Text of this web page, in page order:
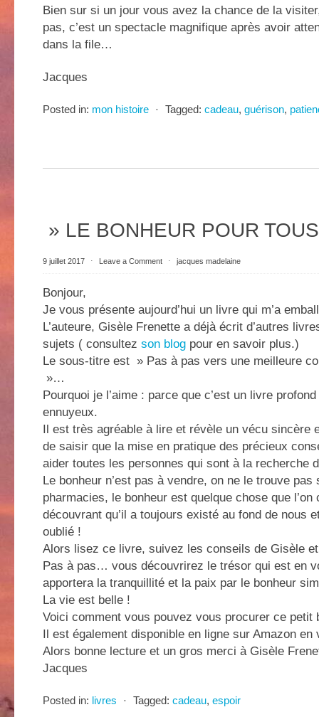
Bien sur si un jour vous avez la chance de la
pas, c’est un spectacle magnifique après avoir
dans la file…
Jacques
Posted in: mon histoire ⋅ Tagged: cadeau, guérison,
» LE BONHEUR POUR
9 juillet 2017 ⋅ Leave a Comment ⋅ jacques madelaine
Bonjour,
Je vous présente aujourd’hui un livre qui m’a
L’auteure, Gisèle Frenette a déjà écrit d’autres
sujets ( consultez son blog pour en savoir plus.)
Le sous-titre est » Pas à pas vers une meilleure
»…
Pourquoi je l’aime : parce que c’est un livre
ennuyeux.
Il est très agréable à lire et révèle un vécu sincère
de saisir que la mise en pratique des précieux
aider toutes les personnes qui sont à la recherche
Le bonheur n’est pas à vendre, on ne le trouve
pharmacies, le bonheur est quelque chose que l’on
découvrant qu’il a toujours existé au fond de nous
oublié !
Alors lisez ce livre, suivez les conseils de Gisèle
Pas à pas… vous découvrirez le trésor qui est en
apportera la tranquillité et la paix par le bonheur
La vie est belle !
Voici comment vous pouvez vous procurer ce petit
Il est également disponible en ligne sur Amazon en
Alors bonne lecture et un gros merci à Gisèle
Jacques
Posted in: livres ⋅ Tagged: cadeau, espoir